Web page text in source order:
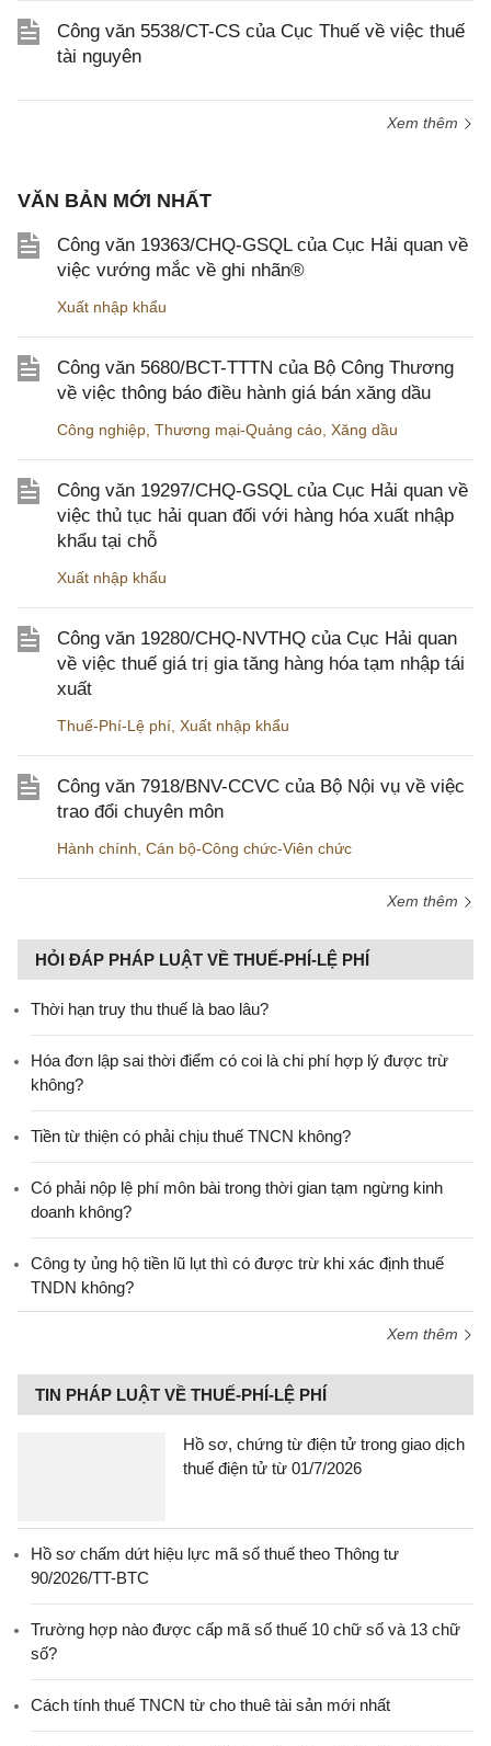
Công văn 5538/CT-CS của Cục Thuế về việc thuế
tài nguyên
Xem thêm
VĂN BẢN MỚI NHẤT
Công văn 19363/CHQ-GSQL của Cục Hải quan về
việc vướng mắc về ghi nhãn®
Xuất nhập khẩu
Công văn 5680/BCT-TTTN của Bộ Công Thương
về việc thông báo điều hành giá bán xăng dầu
Công nghiệp Thương mại-Quảng cáo Xăng dầu
Công văn 19297/CHQ-GSQL của Cục Hải quan về
việc thủ tục hải quan đối với hàng hóa xuất nhập
khẩu tại chỗ
Xuất nhập khẩu
Công văn 19280/CHQ-NVTHQ của Cục Hải quan
về việc thuế giá trị gia tăng hàng hóa tạm nhập tái
xuất
Thuế-Phí-Lệ phí Xuất nhập khẩu
Công văn 7918/BNV-CCVC của Bộ Nội vụ về việc
trao đổi chuyên môn
Hành chính Cán bộ-Công chức-Viên chức
Xem thêm
HỎI ĐÁP PHÁP LUẬT VỀ THUẾ-PHÍ-LỆ PHÍ
Thời hạn truy thu thuế là bao lâu?
Hóa đơn lập sai thời điểm có coi là chi phí hợp lý được trừ
không?
Tiền từ thiện có phải chịu thuế TNCN không?
Có phải nộp lệ phí môn bài trong thời gian tạm ngừng kinh
doanh không?
Công ty ủng hộ tiền lũ lụt thì có được trừ khi xác định thuế
TNDN không?
Xem thêm
TIN PHÁP LUẬT VỀ THUẾ-PHÍ-LỆ PHÍ
Hồ sơ, chứng từ điện tử trong giao dịch
thuế điện tử từ 01/7/2026
Hồ sơ chấm dứt hiệu lực mã số thuế theo Thông tư
90/2026/TT-BTC
Trường hợp nào được cấp mã số thuế 10 chữ số và 13 chữ
số?
Cách tính thuế TNCN từ cho thuê tài sản mới nhất